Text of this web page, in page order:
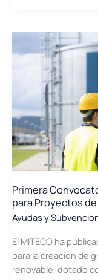
Apoyo
a
Ciudadanos
Afectados
por
la
DANA
en
Comunitat
Valenciana:
ERTEs,
Directas,
Exenciones
de
Primera
para Proyectos
Ayudas y
El MITECO ha
para la creación de
renovable, dotado